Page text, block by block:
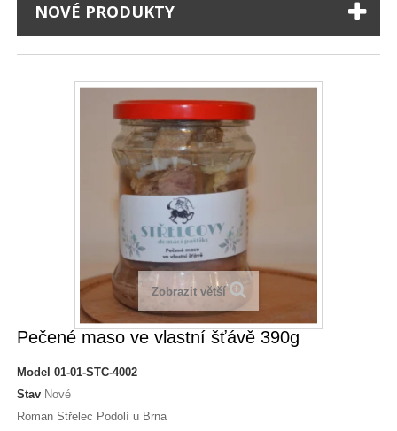
NOVÉ PRODUKTY
Zobrazit větší
Pečené maso ve vlastní šťávě 390g
Model 01-01-STC-4002
Stav Nové
Roman Střelec Podolí u Brna